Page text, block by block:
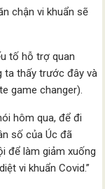
chận vi khuẩn sẽ
tố hỗ trợ quan
ta thấy trước đây và
game changer).
hôm qua, để đi
số của Úc đã
để làm giảm xuống
vi khuẩn Covid.”